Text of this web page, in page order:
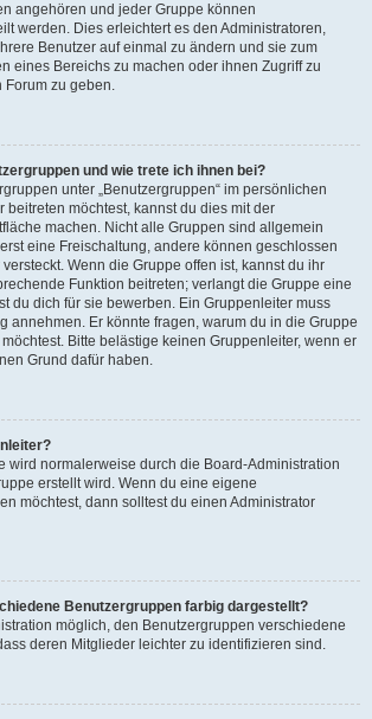
angehören und jeder Gruppe können
werden. Dies erleichtert es den Administratoren,
Benutzer auf einmal zu ändern und sie zum
eines Bereichs zu machen oder ihnen Zugriff zu
Forum zu geben.
und wie trete ich ihnen bei?
unter „Benutzergruppen“ im persönlichen
beitreten möchtest, kannst du dies mit der
machen. Nicht alle Gruppen sind allgemein
eine Freischaltung, andere können geschlossen
Wenn die Gruppe offen ist, kannst du ihr
Funktion beitreten; verlangt die Gruppe eine
du dich für sie bewerben. Ein Gruppenleiter muss
annehmen. Er könnte fragen, warum du in die Gruppe
Bitte belästige keinen Gruppenleiter, wenn er
Grund dafür haben.
wird normalerweise durch die Board-Administration
erstellt wird. Wenn du eine eigene
möchtest, dann solltest du einen Administrator
Benutzergruppen farbig dargestellt?
möglich, den Benutzergruppen verschiedene
deren Mitglieder leichter zu identifizieren sind.